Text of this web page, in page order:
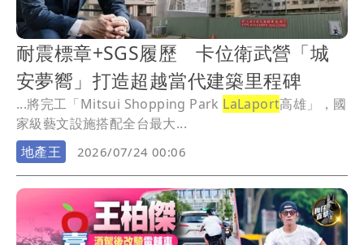
耐震標章+SGS履歷 卡位衛武營「城
安夢嚮」打造超越當代建築里程碑
...將完工「Mitsui Shopping Park LaLaport高雄」，國
家級藝文設施搭配全台最大...
地產王
2026/07/24 00:06